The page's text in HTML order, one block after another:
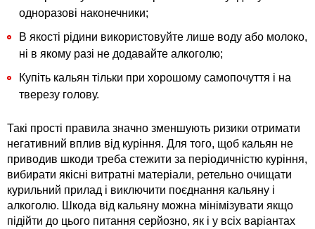
одноразові наконечники;
В якості рідини використовуйте лише воду або молоко,
ні в якому разі не додавайте алкоголю;
Купіть кальян тільки при хорошому самопочуття і на
тверезу голову.
Такі прості правила значно зменшують ризики отримати
негативний вплив від куріння. Для того, щоб кальян не
приводив шкоди треба стежити за періодичністю куріння,
вибирати якісні витратні матеріали, ретельно очищати
курильний прилад і виключити поєднання кальяну і
алкоголю. Шкода від кальяну можна мінімізувати якщо
підійти до цього питання серйозно, як і у всіх варіантах